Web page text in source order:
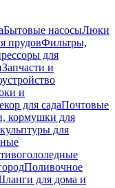
Бытовые насосыЛюки
прудовФильтры,
для
Запчасти и
и
для садаПочтовые
кормушки для
для
Поливочное
для дома и